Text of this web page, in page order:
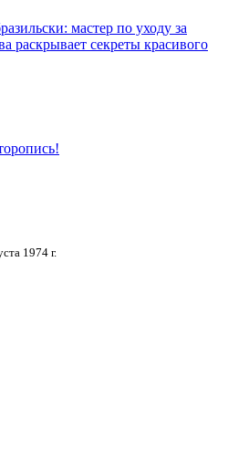
мастер по уходу за
раскрывает секреты красивого
1974 г.